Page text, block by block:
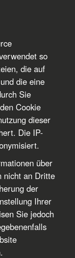
so
die auf
die eine
Sie
Cookie
dieser
Die IP-
über
nicht an Dritte
der
Ihrer
Sie jedoch